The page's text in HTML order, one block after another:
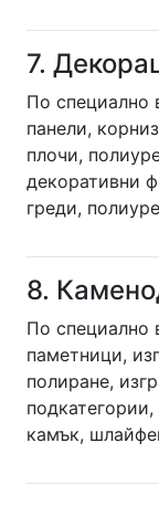
7.
По специално
панели,
плочи,
декоративни
греди,
8.
По специално
паметници,
полиране,
камък,